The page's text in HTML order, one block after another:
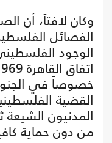
وكان لافتاً، أن
الفصائل
الوجود
خصوصاً في
القضية
المدنيون
من دون حماية